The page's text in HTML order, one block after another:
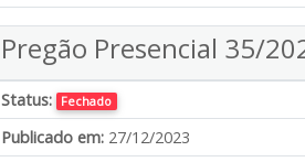
Pregão Presencial 35/
Status: Fechado
Publicado em: 27/12/2023